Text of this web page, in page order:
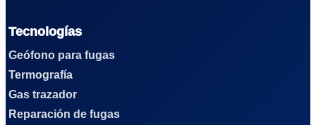
Tecnologías
Geófono para fugas
Termografía
Gas trazador
Reparación de fugas